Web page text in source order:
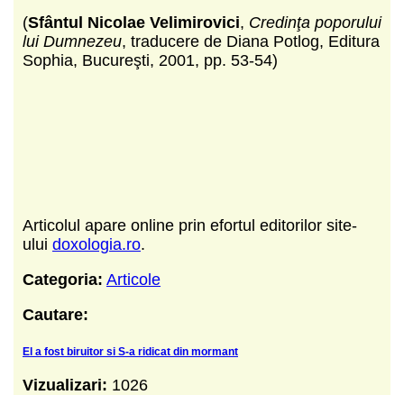
(Sfântul Nicolae Velimirovici, Credinţa poporului
lui Dumnezeu, traducere de Diana Potlog, Editura
Sophia, Bucureşti, 2001, pp. 53-54)
Articolul apare online prin efortul editorilor site-
ului doxologia.ro.
Categoria: Articole
Cautare:
El a fost biruitor si S-a ridicat din mormant
Vizualizari: 1026